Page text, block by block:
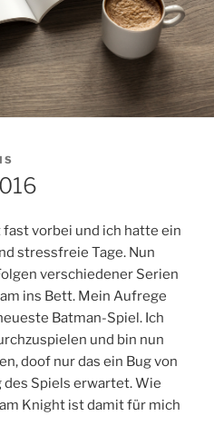
vorbei und ich hatte ein
stressfreie Tage. Nun
verschiedener Serien
ins Bett. Mein Aufrege
Batman-Spiel. Ich
und bin nun
doof nur das ein Bug von
Spiels erwartet. Wie
Knight ist damit für mich